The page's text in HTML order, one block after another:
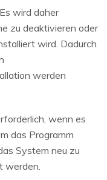
wird daher
zu deaktivieren oder
wird. Dadurch
werden
wenn es
das Programm
System neu zu
werden.